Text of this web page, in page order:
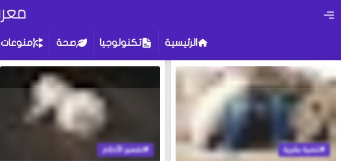
الرئيسية تكنولوجيا صحة منوعات
تنمية بشرية تفسير الأحلام